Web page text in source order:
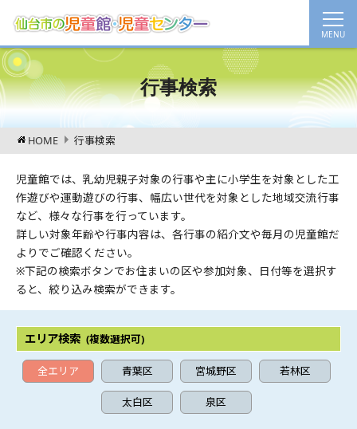
行事検索
HOME 行事検索
児童館では、乳幼児親子対象の行事や主に小学生を対象とした工
作遊びや運動遊びの行事、幅広い世代を対象とした地域交流行事
など、様々な行事を行っています。
詳しい対象年齢や行事内容は、各行事の紹介文や毎月の児童館だ
よりでご確認ください。
※下記の検索ボタンでお住まいの区や参加対象、日付等を選択す
ると、絞り込み検索ができます。
エリア検索 (複数選択可)
全エリア 青葉区 宮城野区 若林区
太白区 泉区